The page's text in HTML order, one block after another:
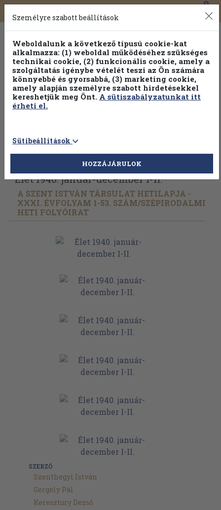
Toggle
navigation
0
Vissza az előző oldalra Válasszon példányt
Élet 1940. január-december I-II.
A SZENT ISTVÁN TÁRSULAT HETILAPJA -
XXXI. ÉVFOLYAM 1-53. SZÁM/SZÉPIRODALMI
HETI FOLYÓIRAT
SZERZŐ
Szenthegyi István
Gergely Pál
Keresztury Dezső
Személyre szabott beállítások
Weboldalunk a következő típusú cookie-kat
alkalmazza: (1) weboldal működéséhez szükséges
technikai cookie, (2) funkcionális cookie, amely a
szolgáltatás igénybe vételét teszi az Ön számára
könnyebbé és gyorsabbá, (3) marketing cookie,
amely alapján személyre szabott hirdetésekkel
kereshetjük meg Önt. A sütiszabályzatunkat itt
érheti el.
Sütibeállítások
HOZZÁJÁRULOK